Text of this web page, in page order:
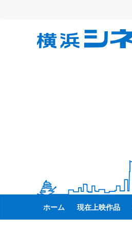
横
リ
ン
ホーム 現在上映作品